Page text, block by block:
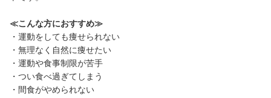
≪こんな方におすすめ≫
・運動をしても痩せられない
・無理なく自然に痩せたい
・運動や食事制限が苦手
・つい食べ過ぎてしまう
・間食がやめられない